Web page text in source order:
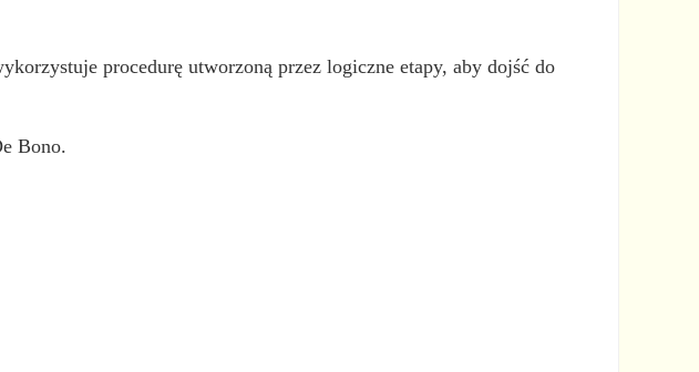
procedurę utworzoną przez logiczne etapy, aby dojść do
Bono.